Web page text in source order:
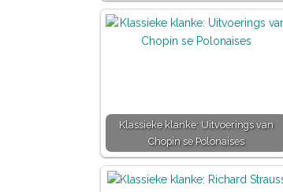
Klassieke klanke: Uitvoerings van
Chopin se Polonaises